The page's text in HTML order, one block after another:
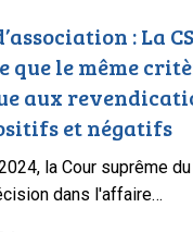
: La
que le même
aux
et négatifs
la Cour suprême du
dans l'affaire…